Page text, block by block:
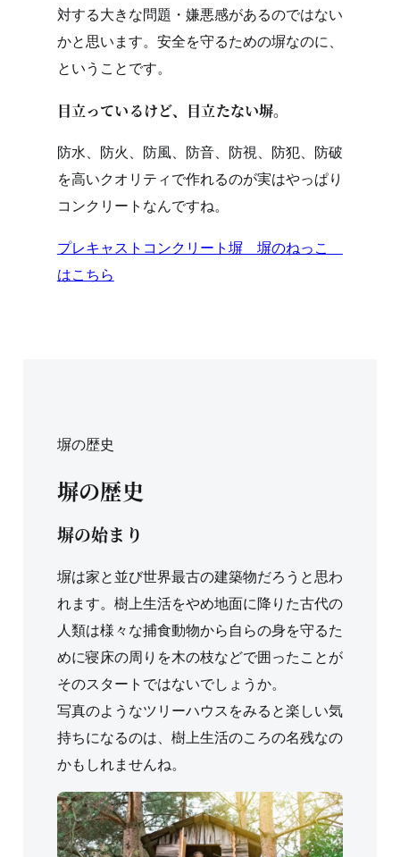
対する大きな問題・嫌悪感があるのではない
かと思います。安全を守るための塀なのに、
ということです。
目立っているけど、目立たない塀。
防水、防火、防風、防音、防視、防犯、防破
を高いクオリティで作れるのが実はやっぱり
コンクリートなんですね。
プレキャストコンクリート塀 塀のねっこ
はこちら
塀の歴史
塀の歴史
塀の始まり
塀は家と並び世界最古の建築物だろうと思わ
れます。樹上生活をやめ地面に降りた古代の
人類は様々な捕食動物から自らの身を守るた
めに寝床の周りを木の枝などで囲ったことが
そのスタートではないでしょうか。
写真のようなツリーハウスをみると楽しい気
持ちになるのは、樹上生活のころの名残なの
かもしれませんね。